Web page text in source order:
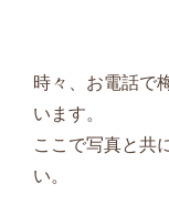
時々、お電話で
います。
ここで写真と共
い。